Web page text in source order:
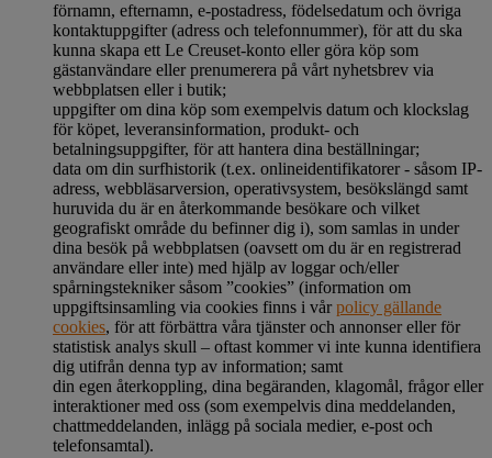
förnamn, efternamn, e-postadress, födelsedatum och övriga
kontaktuppgifter (adress och telefonnummer), för att du ska
kunna skapa ett Le Creuset-konto eller göra köp som
gästanvändare eller prenumerera på vårt nyhetsbrev via
webbplatsen eller i butik;
uppgifter om dina köp som exempelvis datum och klockslag
för köpet, leveransinformation, produkt- och
betalningsuppgifter, för att hantera dina beställningar;
data om din surfhistorik (t.ex. onlineidentifikatorer - såsom IP-
adress, webbläsarversion, operativsystem, besökslängd samt
huruvida du är en återkommande besökare och vilket
geografiskt område du befinner dig i), som samlas in under
dina besök på webbplatsen (oavsett om du är en registrerad
användare eller inte) med hjälp av loggar och/eller
spårningstekniker såsom ”cookies” (information om
uppgiftsinsamling via cookies finns i vårpolicy gällande
cookies, för att förbättra våra tjänster och annonser eller för
statistisk analys skull – oftast kommer vi inte kunna identifiera
dig utifrån denna typ av information; samt
din egen återkoppling, dina begäranden, klagomål, frågor eller
interaktioner med oss (som exempelvis dina meddelanden,
chattmeddelanden, inlägg på sociala medier, e-post och
telefonsamtal).